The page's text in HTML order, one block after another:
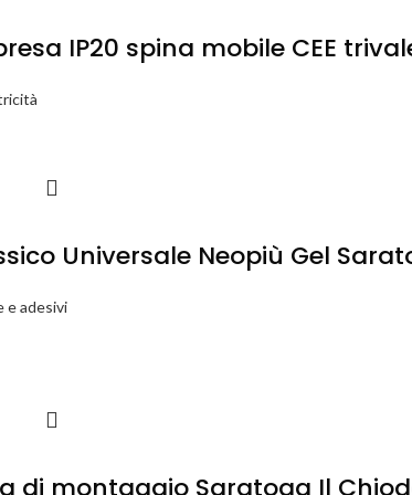
IP20 spina mobile CEE
Universale Neopiù Gel
e adesivi
di montaggio Saratoga Il